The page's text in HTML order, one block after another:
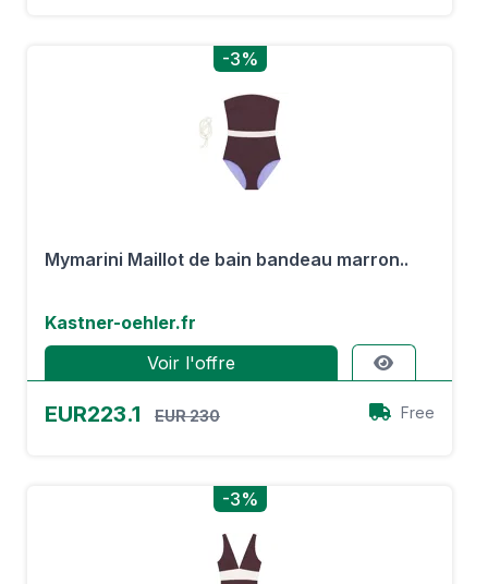
-3%
Mymarini Maillot de bain bandeau marron..
Kastner-oehler.fr
Voir l'offre
EUR223.1 EUR 230 Free
-3%